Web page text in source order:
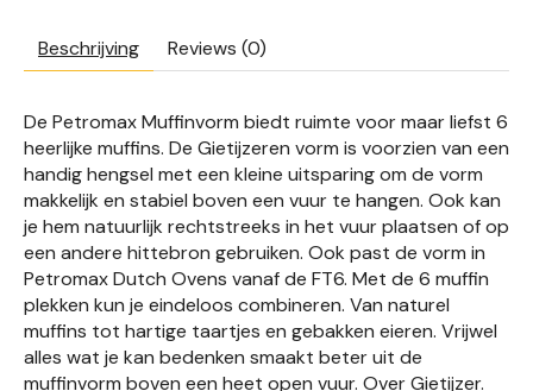
Beschrijving Reviews (0)
De Petromax Muffinvorm biedt ruimte voor maar liefst 6
heerlijke muffins. De Gietijzeren vorm is voorzien van een
handig hengsel met een kleine uitsparing om de vorm
makkelijk en stabiel boven een vuur te hangen. Ook kan
je hem natuurlijk rechtstreeks in het vuur plaatsen of op
een andere hittebron gebruiken. Ook past de vorm in
Petromax Dutch Ovens vanaf de FT6. Met de 6 muffin
plekken kun je eindeloos combineren. Van naturel
muffins tot hartige taartjes en gebakken eieren. Vrijwel
alles wat je kan bedenken smaakt beter uit de
muffinvorm boven een heet open vuur. Over Gietijzer.